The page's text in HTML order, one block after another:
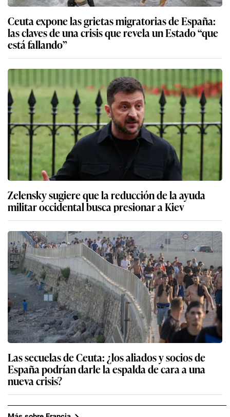
Ceuta expone las grietas migratorias de España:
las claves de una crisis que revela un Estado “que
está fallando”
Zelensky sugiere que la reducción de la ayuda
militar occidental busca presionar a Kiev
Las secuelas de Ceuta: ¿los aliados y socios de
España podrían darle la espalda de cara a una
nueva crisis?